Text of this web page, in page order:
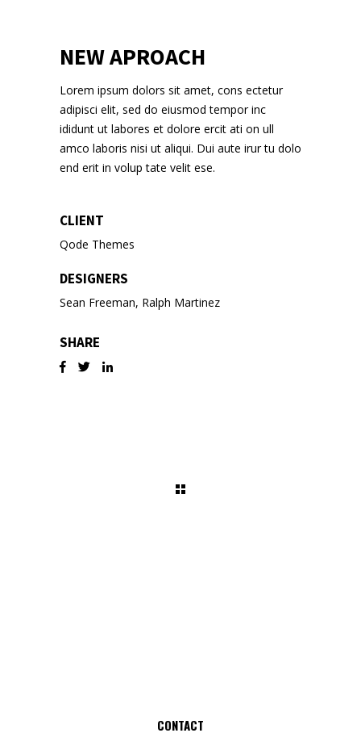
NEW APROACH
Lorem ipsum dolors sit amet, cons ectetur
adipisci elit, sed do eiusmod tempor inc
ididunt ut labores et dolore ercit ati on ull
amco laboris nisi ut aliqui. Dui aute irur tu dolo
end erit in volup tate velit ese.
CLIENT
Qode Themes
DESIGNERS
Sean Freeman, Ralph Martinez
SHARE
CONTACT